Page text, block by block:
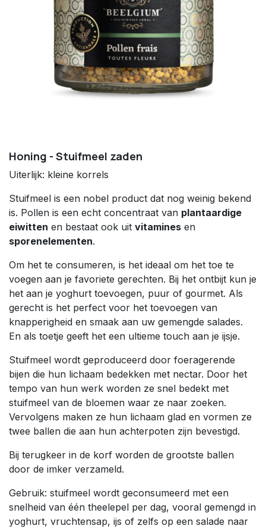
Honing - Stuifmeel zaden
Uiterlijk: kleine korrels
Stuifmeel is een nobel product dat nog weinig bekend
is. Pollen is een echt concentraat van plantaardige
eiwitten en bestaat ook uit vitamines en
sporenelementen.
Om het te consumeren, is het ideaal om het toe te
voegen aan je favoriete gerechten. Bij het ontbijt kun je
het aan je yoghurt toevoegen, puur of gourmet. Als
gerecht is het perfect voor het toevoegen van
knapperigheid en smaak aan uw gemengde salades.
En als toetje geeft het een ultieme touch aan je ijsje.
Stuifmeel wordt geproduceerd door foeragerende
bijen die hun lichaam bedekken met nectar. Door het
tempo van hun werk worden ze snel bedekt met
stuifmeel van de bloemen waar ze naar zoeken.
Vervolgens maken ze hun lichaam glad en vormen ze
twee ballen die aan hun achterpoten zijn bevestigd.
Bij terugkeer in de korf worden de grootste ballen
door de imker verzameld.
Gebruik: stuifmeel wordt geconsumeerd met een
snelheid van één theelepel per dag, vooral gemengd in
yoghurt, vruchtensap, ijs of zelfs op een salade naar